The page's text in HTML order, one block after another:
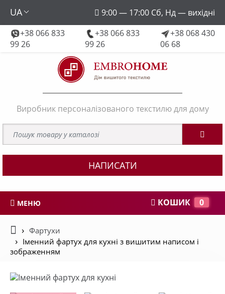
UA
9:00 — 17:00 Сб, Нд — вихідні
+38 066 833
99 26
+38 066 833
99 26
+38 068 430
06 68
embroforhome@gmail.com
Виробник персоналізованого текстилю для дому
НАПИСАТИ
МЕНЮ КОШИК 0
Фартухи
Іменний фартух для кухні з вишитим написом і
зображенням